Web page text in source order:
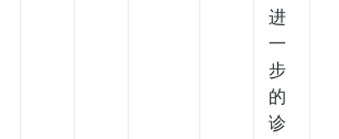
进
一
步
的
诊